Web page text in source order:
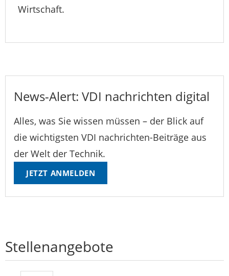
Wirtschaft.
News-Alert: VDI nachrichten digital
Alles, was Sie wissen müssen – der Blick auf
die wichtigsten VDI nachrichten-Beiträge aus
der Welt der Technik.
JETZT ANMELDEN
Stellenangebote